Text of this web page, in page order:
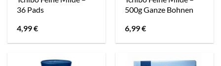
36 Pads
4,99€
500g Ganze Bohnen
6,99€